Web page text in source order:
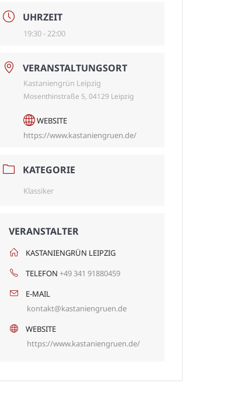
UHRZEIT
19:30 - 22:00
VERANSTALTUNGSORT
Kastaniengrün Leipzig
Mosenthinstraße 5, 04129 Leipzig
WEBSITE
https://www.kastaniengruen.de/
KATEGORIE
Klassiker
VERANSTALTER
KASTANIENGRÜN LEIPZIG
TELEFON +49 341 91880459
E-MAIL
kontakt@kastaniengruen.de
WEBSITE
https://www.kastaniengruen.de/